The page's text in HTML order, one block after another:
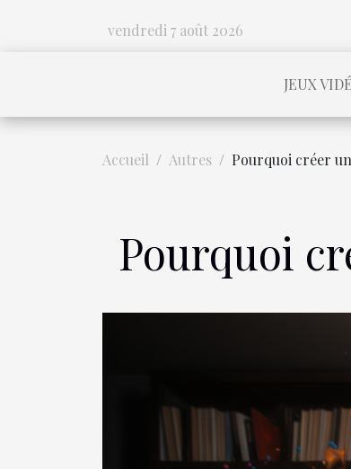
vendredi 7 août 2026
JEUX
Accueil Autres Pourquoi créer
Pourquoi